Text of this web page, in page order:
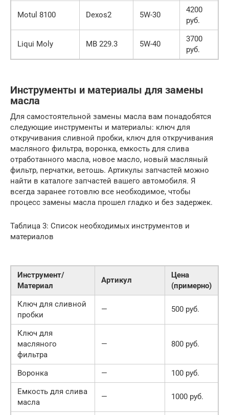
Motul 8100 Dexos2 5W-30
4200
руб.
Liqui Moly MB 229.3 5W-40
3700
руб.
Инструменты и материалы для замены
масла
Для самостоятельной замены масла вам понадобятся
следующие инструменты и материалы: ключ для
откручивания сливной пробки, ключ для откручивания
масляного фильтра, воронка, емкость для слива
отработанного масла, новое масло, новый масляный
фильтр, перчатки, ветошь. Артикулы запчастей можно
найти в каталоге запчастей вашего автомобиля. Я
всегда заранее готовлю все необходимое, чтобы
процесс замены масла прошел гладко и без задержек.
Таблица 3: Список необходимых инструментов и
материалов
Инструмент/
Материал
Артикул
Цена
(примерно)
Ключ для сливной
пробки
— 500 руб.
Ключ для
масляного
фильтра
— 800 руб.
Воронка —
100 руб.
Емкость для слива
масла
— 1000 руб.